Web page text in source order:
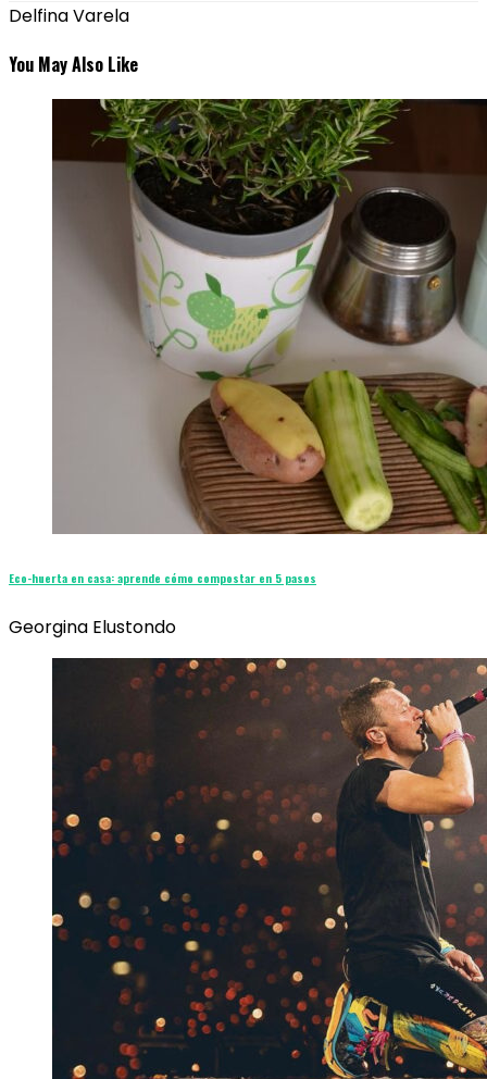
Delfina Varela
You May Also Like
Eco-huerta en casa: aprende cómo compostar en 5 pasos
Georgina Elustondo